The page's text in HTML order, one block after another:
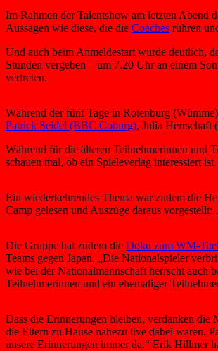
Im Rahmen der Talentshow am letzten Abend
Aussagen wie diese, die die Coaches rühren
Und auch beim Anmeldestart wurde deutlich,
Stunden vergeben – um 7.20 Uhr an einem
vertreten.
Während der fünf Tage in Rotenburg
Patrick Seidel (BBC Coburg), Julia Herrschaft
Während für die älteren Teilnehmerinnen und
schauen mal, ob ein Spieleverlag interessiert
Ein wiederkehrendes Thema war zudem die
Camp gelesen und Auszüge daraus
Die Gruppe hat zudem die Doku zum WM-Titel
Teams gegen Japan. „Die Nationalspieler
wie bei der Nationalmannschaft herrscht auch
Teilnehmerinnen und ein ehemaliger
Dass die Erinnerungen bleiben, verdanken die
die Eltern zu Hause nahezu live dabei waren.
unsere Erinnerungen immer da.“ Erik Hillmer